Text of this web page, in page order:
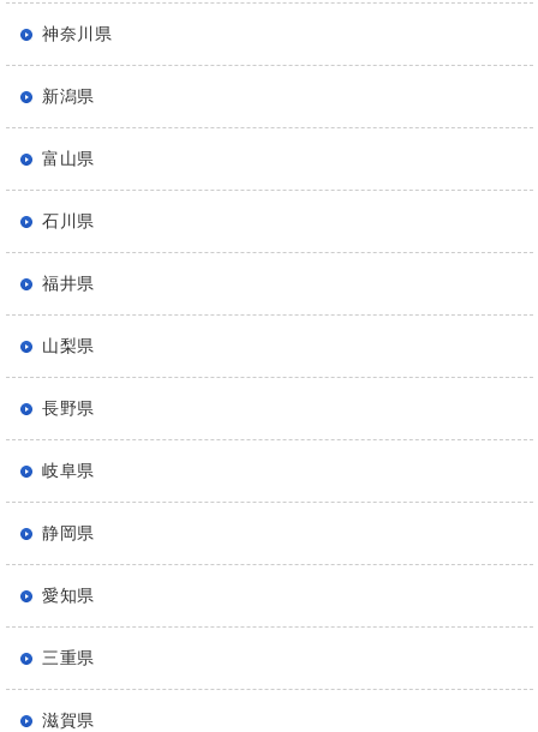
神奈川県
新潟県
富山県
石川県
福井県
山梨県
長野県
岐阜県
静岡県
愛知県
三重県
滋賀県